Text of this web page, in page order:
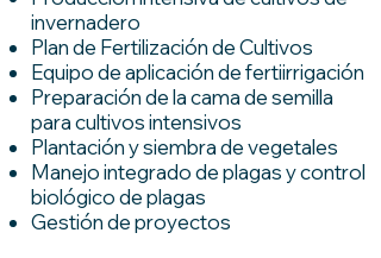
invernadero
Plan de Fertilización de Cultivos
Equipo de aplicación de fertiirrigación
Preparación de la cama de semilla
para cultivos intensivos
Plantación y siembra de vegetales
Manejo integrado de plagas y control
biológico de plagas
Gestión de proyectos